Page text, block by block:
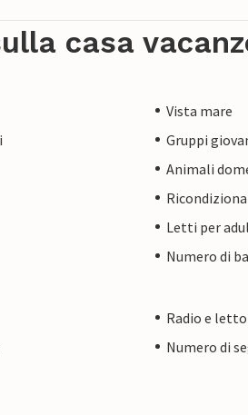
casa
Vista mare
Gruppi
Animali
Letti per
Numero di
Radio e
Numero di